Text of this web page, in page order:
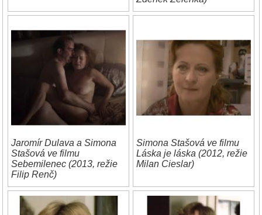
Jaromír Dulava a Simona
Stašová ve filmu
Sebemilenec (2013, režie
Filip Renč)
Simona Stašová ve filmu
Láska je láska (2012, režie
Milan Cieslar)